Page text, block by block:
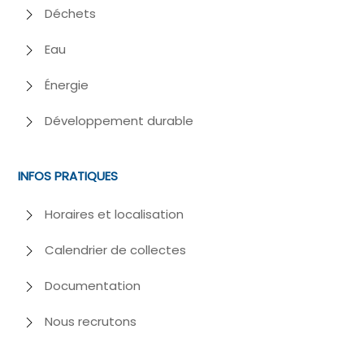
Déchets
Eau
Énergie
Développement durable
INFOS PRATIQUES
Horaires et localisation
Calendrier de collectes
Documentation
Nous recrutons